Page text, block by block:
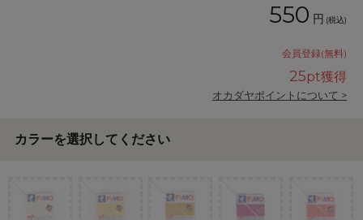
550 円 (税込)
会員登録(無料)
25pt獲得
オカダヤポイントについて >
カラーを選択してください